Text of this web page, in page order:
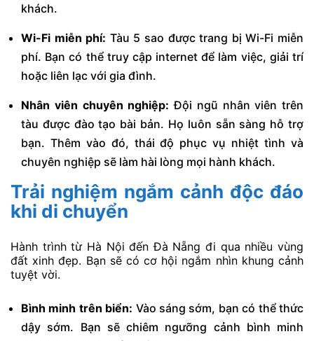
khách.
Wi-Fi miễn phí: Tàu 5 sao được trang bị Wi-Fi miễn
phí. Bạn có thể truy cập internet để làm việc, giải trí
hoặc liên lạc với gia đình.
Nhân viên chuyên nghiệp: Đội ngũ nhân viên trên
tàu được đào tạo bài bản. Họ luôn sẵn sàng hỗ trợ
bạn. Thêm vào đó, thái độ phục vụ nhiệt tình và
chuyên nghiệp sẽ làm hài lòng mọi hành khách.
Trải nghiệm ngắm cảnh độc đáo
khi di chuyển
Hành trình từ Hà Nội đến Đà Nẵng đi qua nhiều vùng
đất xinh đẹp. Bạn sẽ có cơ hội ngắm nhìn khung cảnh
tuyệt vời.
Bình minh trên biển: Vào sáng sớm, bạn có thể thức
dậy sớm. Bạn sẽ chiêm ngưỡng cảnh bình minh